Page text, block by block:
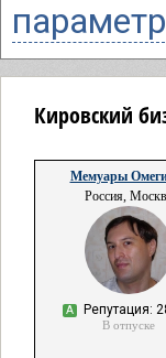
Кировский
Мемуары
Россия,
А Репутация:
В отпуске